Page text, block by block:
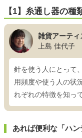
【1】糸通し器の種
雑貨アーテ
上島 佳代子
針を使う人にとって
用頻度や使う人の状
れぞれの特徴を知っ
あれば便利な「ハン